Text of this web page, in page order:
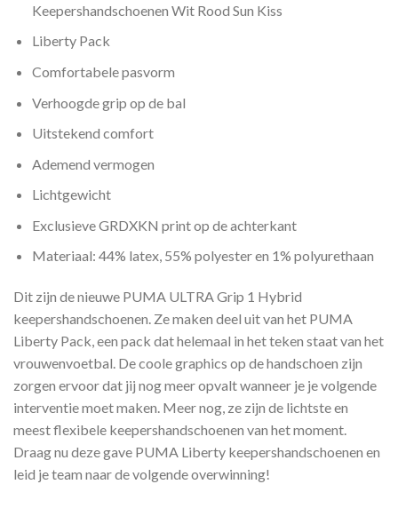
Keepershandschoenen Wit Rood Sun Kiss
Liberty Pack
Comfortabele pasvorm
Verhoogde grip op de bal
Uitstekend comfort
Ademend vermogen
Lichtgewicht
Exclusieve GRDXKN print op de achterkant
Materiaal: 44% latex, 55% polyester en 1% polyurethaan
Dit zijn de nieuwe PUMA ULTRA Grip 1 Hybrid
keepershandschoenen. Ze maken deel uit van het PUMA
Liberty Pack, een pack dat helemaal in het teken staat van het
vrouwenvoetbal. De coole graphics op de handschoen zijn
zorgen ervoor dat jij nog meer opvalt wanneer je je volgende
interventie moet maken. Meer nog, ze zijn de lichtste en
meest flexibele keepershandschoenen van het moment.
Draag nu deze gave PUMA Liberty keepershandschoenen en
leid je team naar de volgende overwinning!